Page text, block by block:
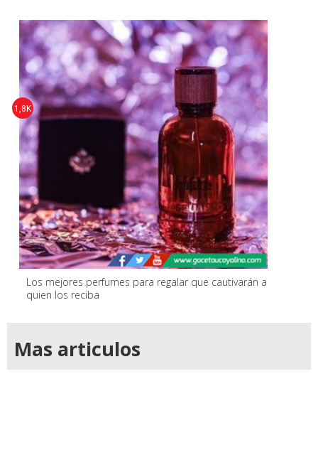
Los mejores perfumes para regalar que cautivarán a
quien los reciba
1,8K
Mas articulos